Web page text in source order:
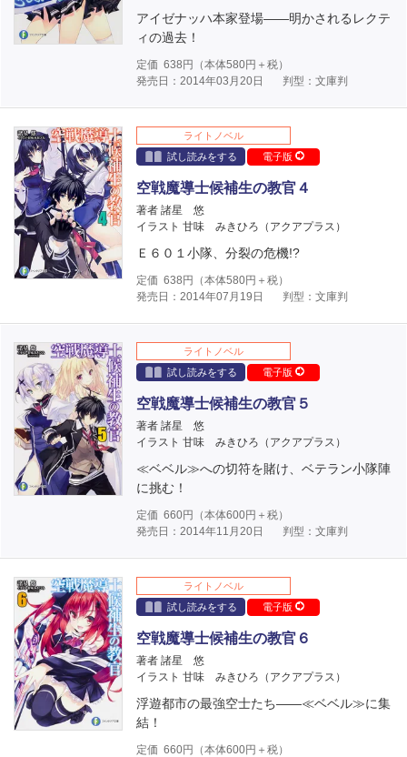
アイゼナッハ本家登場――明かされるレクテ
ィの過去！
定価 638 円（本体580円＋税）
発売日：2014年03月20日
判型：文庫判
ライトノベル
試し読みをする
電子版
空戦魔導士候補生の教官４
著者 諸星 悠
イラスト 甘味 みきひろ（アクアプラス）
Ｅ６０１小隊、分裂の危機!?
定価 638 円（本体580円＋税）
発売日：2014年07月19日
判型：文庫判
ライトノベル
試し読みをする
電子版
空戦魔導士候補生の教官５
著者 諸星 悠
イラスト 甘味 みきひろ（アクアプラス）
≪ベベル≫への切符を賭け、ベテラン小隊陣
に挑む！
定価 660円（本体600円＋税）
発売日：2014年11月20日
判型：文庫判
ライトノベル
試し読みをする
電子版
空戦魔導士候補生の教官６
著者 諸星 悠
イラスト 甘味 みきひろ（アクアプラス）
浮遊都市の最強空士たち――≪ベベル≫に集
結！
定価 660円（本体600円＋税）